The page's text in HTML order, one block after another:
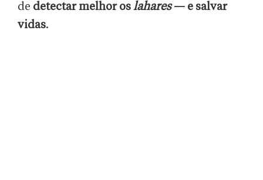
de detectar melhor oslahares— e salvar
vidas.